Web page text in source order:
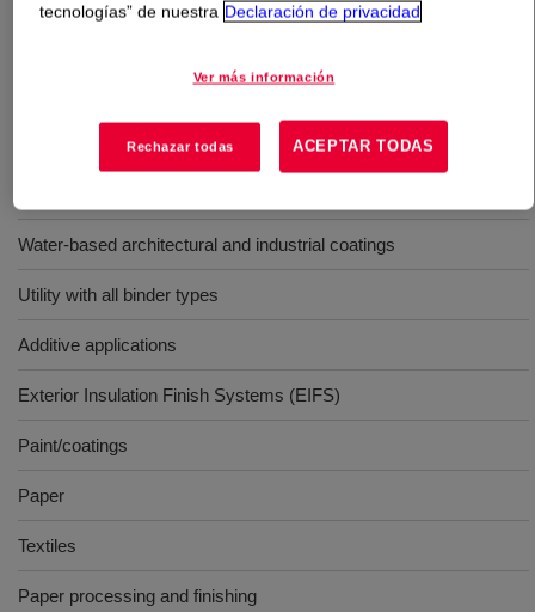
Interior and exterior paints
Wide range of sheen through high gloss paints, including low-
Water-based architectural and industrial coatings
Utility with all binder types
Additive applications
Exterior Insulation Finish Systems (EIFS)
Paint/coatings
Paper
Textiles
Paper processing and finishing
tecnologías” de nuestra Declaración de privacidad
Ver más información
Rechazar todas ACEPTAR TODAS